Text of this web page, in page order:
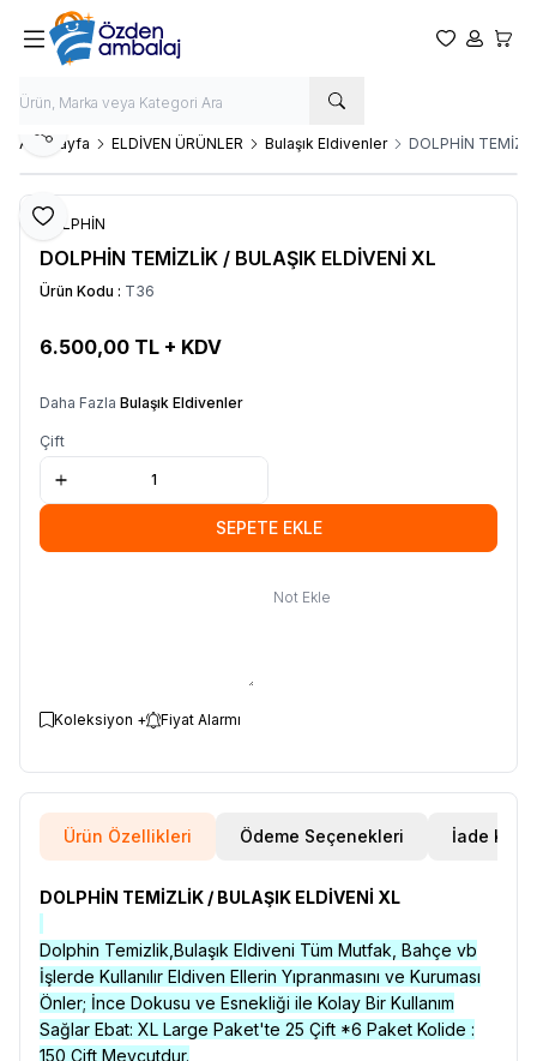
Favorilerim
Hesabım
Ana Sayfa ELDİVEN ÜRÜNLER Bulaşık Eldivenler DOLPHİN
Favoriye Ekle
Paylaş
DOLPHİN
DOLPHİN TEMİZLİK / BULAŞIK ELDİVENİ XL
Ürün Kodu : T36
6.500,00 TL + KDV
Daha Fazla Bulaşık Eldivenler
Çift
SEPETE EKLE
Not Ekle
Koleksiyon + Fiyat Alarmı
Ürün Özellikleri Ödeme Seçenekleri İade
DOLPHİN TEMİZLİK / BULAŞIK ELDİVENİ XL
Dolphin Temizlik,Bulaşık Eldiveni Tüm Mutfak, Bahçe vb
İşlerde Kullanılır Eldiven Ellerin Yıpranmasını ve Kuruması
Önler; İnce Dokusu ve Esnekliği ile Kolay Bir Kullanım
Sağlar Ebat: XL Large Paket'te 25 Çift *6 Paket Kolide :
150 Çift Mevcutdur.